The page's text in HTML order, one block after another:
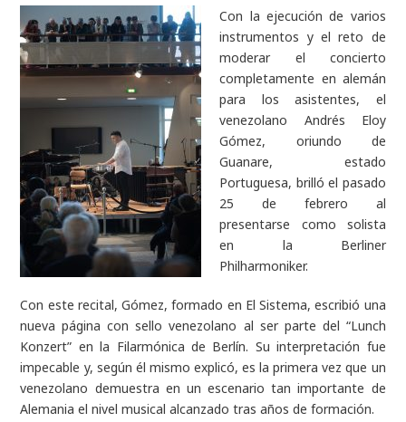
Con la ejecución de varios
instrumentos y el reto de
moderar el concierto
completamente en alemán
para los asistentes, el
venezolano Andrés Eloy
Gómez, oriundo de
Guanare, estado
Portuguesa, brilló el pasado
25 de febrero al
presentarse como solista
en la Berliner
Philharmoniker.
Con este recital, Gómez, formado en El Sistema, escribió una
nueva página con sello venezolano al ser parte del “Lunch
Konzert” en la Filarmónica de Berlín. Su interpretación fue
impecable y, según él mismo explicó, es la primera vez que un
venezolano demuestra en un escenario tan importante de
Alemania el nivel musical alcanzado tras años de formación.